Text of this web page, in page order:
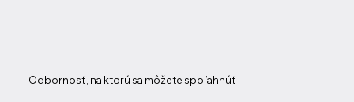
Odbornosť, na ktorú sa môžete spoľahnúť